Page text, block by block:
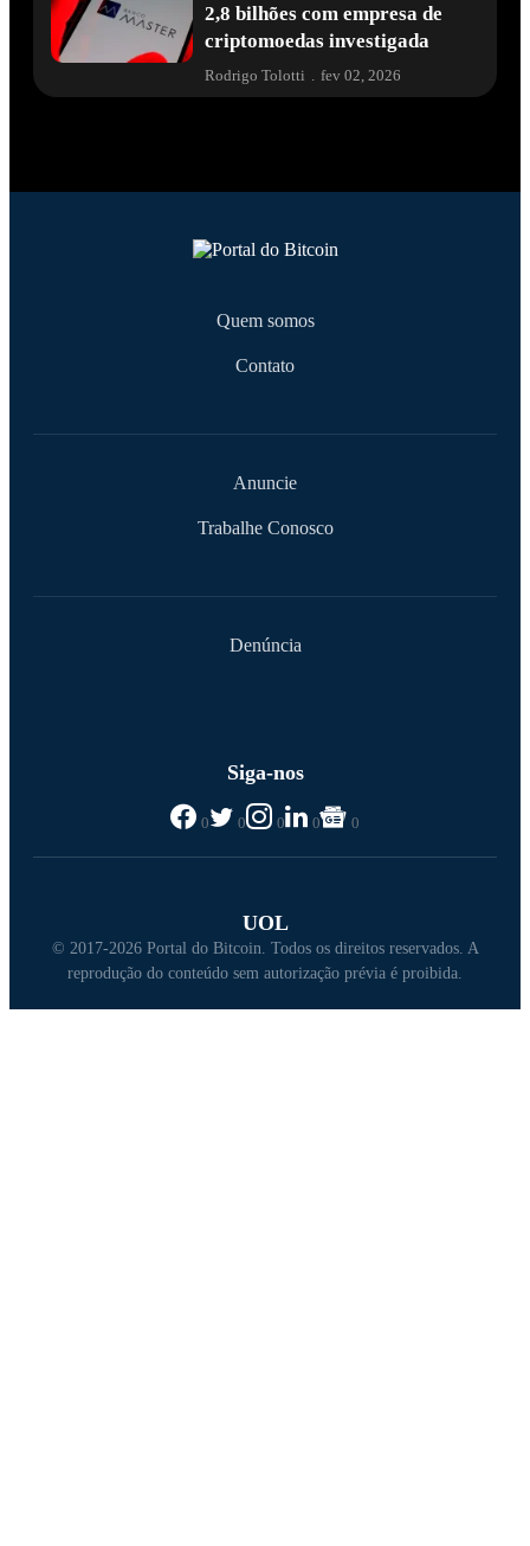
2,8 bilhões com empresa de
criptomoedas investigada
Rodrigo Tolotti fev 02, 2026
Quem somos
Contato
Anuncie
Trabalhe Conosco
Denúncia
Siga-nos
0 0 0 0 0
UOL
© 2017-2026 Portal do Bitcoin. Todos os direitos reservados. A
reprodução do conteúdo sem autorização prévia é proibida.